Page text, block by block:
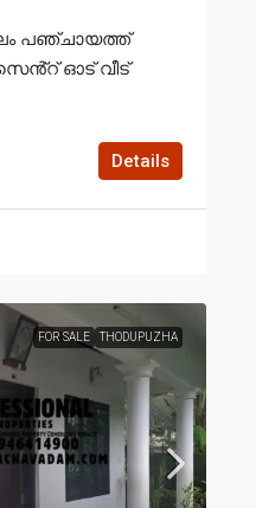
പഞ്ചായത്ത്
ഓട് വീട്
Details
FOR SALE THODUPUZHA